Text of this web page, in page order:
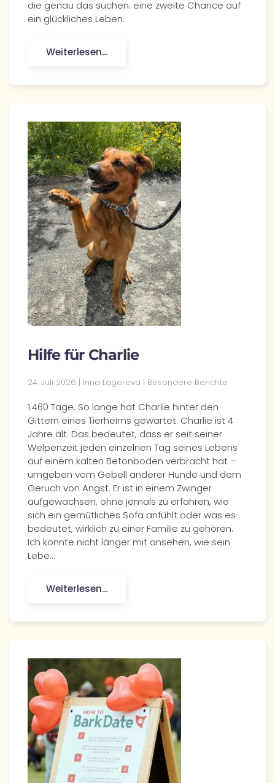
die genau das suchen: eine zweite Chance auf
ein glückliches Leben.
Weiterlesen...
Hilfe für Charlie
24. Juli 2026 | Irina Lagereva | Besondere Berichte
1.460 Tage. So lange hat Charlie hinter den
Gittern eines Tierheims gewartet. Charlie ist 4
Jahre alt. Das bedeutet, dass er seit seiner
Welpenzeit jeden einzelnen Tag seines Lebens
auf einem kalten Betonboden verbracht hat –
umgeben vom Gebell anderer Hunde und dem
Geruch von Angst. Er ist in einem Zwinger
aufgewachsen, ohne jemals zu erfahren, wie
sich ein gemütliches Sofa anfühlt oder was es
bedeutet, wirklich zu einer Familie zu gehören.
Ich konnte nicht länger mit ansehen, wie sein
Lebe…
Weiterlesen...